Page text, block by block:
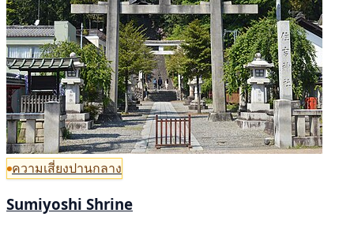
ความเสี่ยงปานกลาง
Sumiyoshi Shrine